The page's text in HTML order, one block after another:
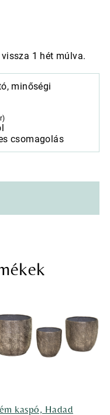
1 hét múlva.
minőségi
csomagolás
kaspó, Hadad